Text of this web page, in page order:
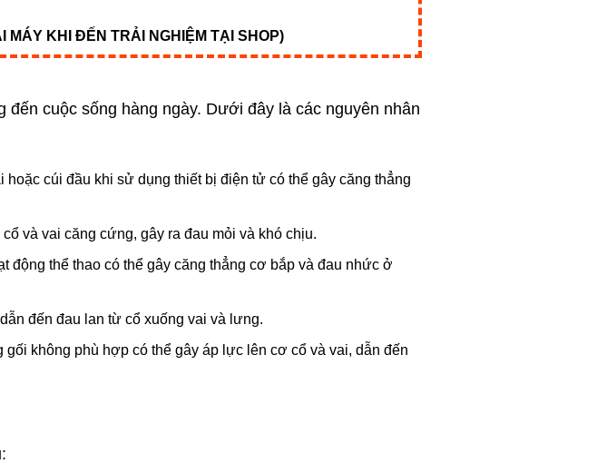
KHI ĐẾN TRẢI NGHIỆM TẠI SHOP)
cuộc sống hàng ngày. Dưới đây là các nguyên nhân
hoặc cúi đầu khi sử dụng thiết bị điện tử có thể gây căng thẳng
và vai căng cứng, gây ra đau mỏi và khó chịu.
động thể thao có thể gây căng thẳng cơ bắp và đau nhức ở
đến đau lan từ cổ xuống vai và lưng.
không phù hợp có thể gây áp lực lên cơ cổ và vai, dẫn đến